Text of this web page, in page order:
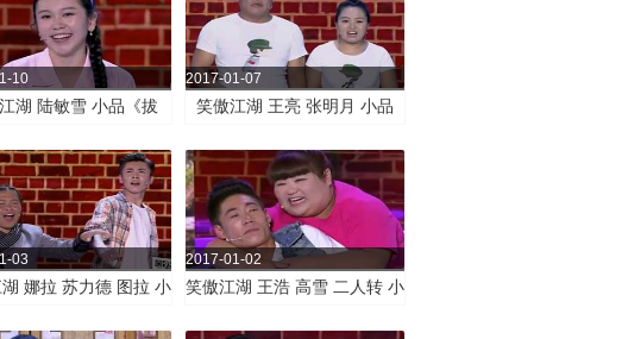
湖 陆敏雪 小品《拔
10
笑傲江湖 王亮 张明月 小品
2017-01-07
娜拉 苏力德 图拉 小
03
笑傲江湖 王浩 高雪 二人转 小
2017-01-02